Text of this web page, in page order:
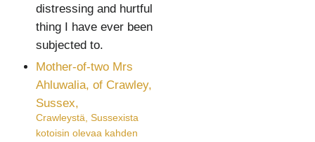
distressing and hurtful
thing I have ever been
subjected to.
Mother-of-two Mrs
Ahluwalia, of Crawley,
Sussex,
Crawleystä, Sussexista
kotoisin olevaa kahden